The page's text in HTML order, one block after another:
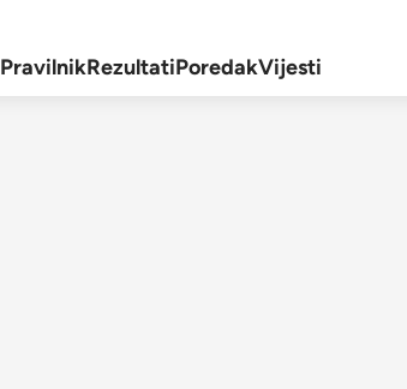
PravilnikRezultatiPoredakVijesti